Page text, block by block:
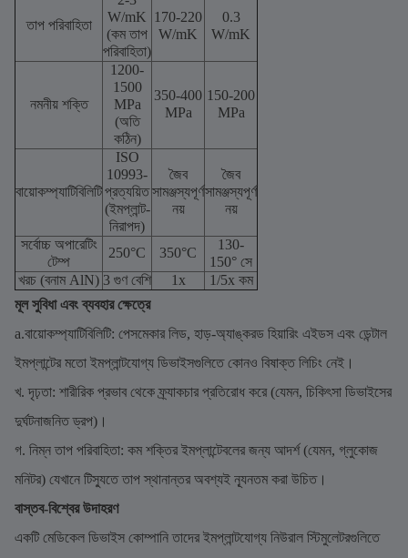
তাপ পরিবাহিতা
W/mK
(কম তাপ
পরিবাহিতা)
170-220
W/mK
0.3
W/mK
নমনীয় শক্তি
1200-
1500
MPa
(অতি
কঠিন)
350-400
MPa
150-200
MPa
বায়োকম্প্যাটিবিলিটি
ISO
10993-
প্রত্যয়িত
(ইমপ্লান্ট-
নিরাপদ)
জৈব
সামঞ্জস্যপূর্ণ
নয়
জৈব
সামঞ্জস্যপূর্ণ
নয়
সর্বোচ্চ অপারেটিং
টেম্প
250°C 350°C
130-
150° সে
খরচ (বনাম AlN) 3 গুণ বেশি 1x
1/5x কম
মূল সুবিধা এবং ব্যবহার ক্ষেত্রে
a.বায়োকম্প্যাটিবিলিটি: পেসমেকার লিড, হাড়-অ্যাঙ্করড হিয়ারিং এইডস এবং ডেন্টাল
ইমপ্লান্টের মতো ইমপ্লান্টযোগ্য ডিভাইসগুলিতে কোনও বিষাক্ত লিচিং নেই।
খ. দৃঢ়তা: শারীরিক প্রভাব থেকে ফ্র্যাকচার প্রতিরোধ করে (যেমন, চিকিৎসা ডিভাইসের
দুর্ঘটনাজনিত ড্রপ)।
গ. নিম্ন তাপ পরিবাহিতা: কম শক্তির ইমপ্লান্টেবলের জন্য আদর্শ (যেমন, গ্লুকোজ
মনিটর) যেখানে টিস্যুতে তাপ স্থানান্তর অবশ্যই ন্যূনতম করা উচিত।
বাস্তব-বিশ্বের উদাহরণ
একটি মেডিকেল ডিভাইস কোম্পানি তাদের ইমপ্লান্টযোগ্য নিউরাল স্টিমুলেটরগুলিতে